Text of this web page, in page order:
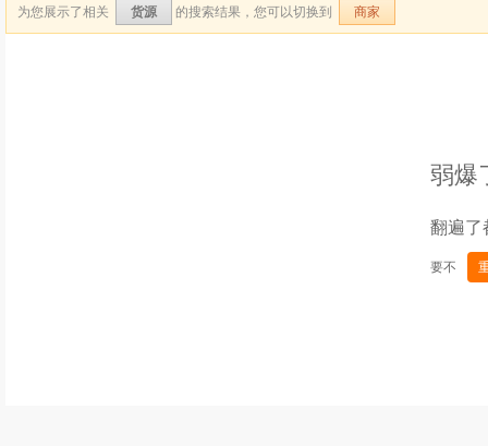
为您展示了相关 货源 的搜索结果，您可以切换到 商家
弱爆
翻遍了
要不